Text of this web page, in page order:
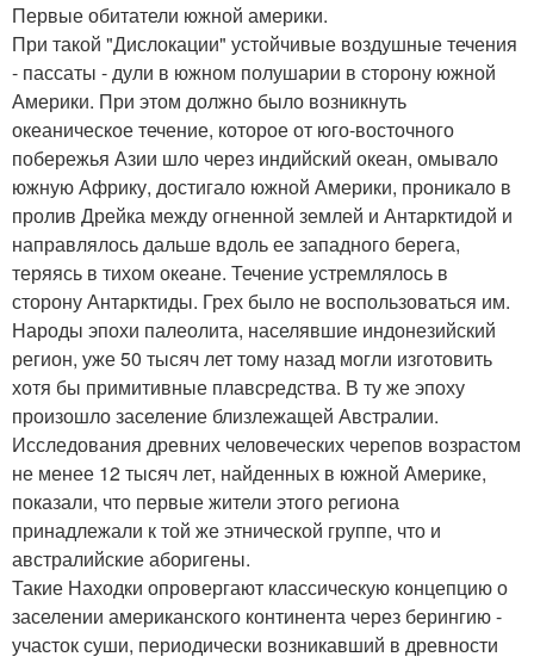
Первые обитатели южной америки.
При такой "Дислокации" устойчивые воздушные течения
- пассаты - дули в южном полушарии в сторону южной
Америки. При этом должно было возникнуть
океаническое течение, которое от юго-восточного
побережья Азии шло через индийский океан, омывало
южную Африку, достигало южной Америки, проникало в
пролив Дрейка между огненной землей и Антарктидой и
направлялось дальше вдоль ее западного берега,
теряясь в тихом океане. Течение устремлялось в
сторону Антарктиды. Грех было не воспользоваться им.
Народы эпохи палеолита, населявшие индонезийский
регион, уже 50 тысяч лет тому назад могли изготовить
хотя бы примитивные плавсредства. В ту же эпоху
произошло заселение близлежащей Австралии.
Исследования древних человеческих черепов возрастом
не менее 12 тысяч лет, найденных в южной Америке,
показали, что первые жители этого региона
принадлежали к той же этнической группе, что и
австралийские аборигены.
Такие Находки опровергают классическую концепцию о
заселении американского континента через берингию -
участок суши, периодически возникавший в древности